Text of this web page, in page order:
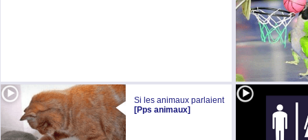
Si les animaux parlaient
[Pps animaux]